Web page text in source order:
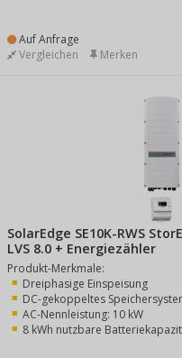
Auf Anfrage
Vergleichen Merken
SolarEdge SE10K-RWS
LVS 8.0 + Energiezähler
Produkt-Merkmale:
Dreiphasige Einspeisung
DC-gekoppeltes
AC-Nennleistung: 10 kW
8 kWh nutzbare